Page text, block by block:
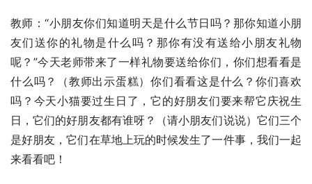
教师：“小朋友你们知道明天是什么节日吗？那你知道小朋
友们送你的礼物是什么吗？那你有没有送给小朋友礼物
呢？”今天老师带来了一样礼物要送给你们，你们想看看是
什么吗？（教师出示蛋糕）你们看看这是什么？你们喜欢
吗？今天小猫要过生日了，它的好朋友们要来帮它庆祝生
日，它们的好朋友都有谁呀？（请小朋友们说说）它们三个
是好朋友，它们在草地上玩的时候发生了一件事，我们一起
来看看吧！